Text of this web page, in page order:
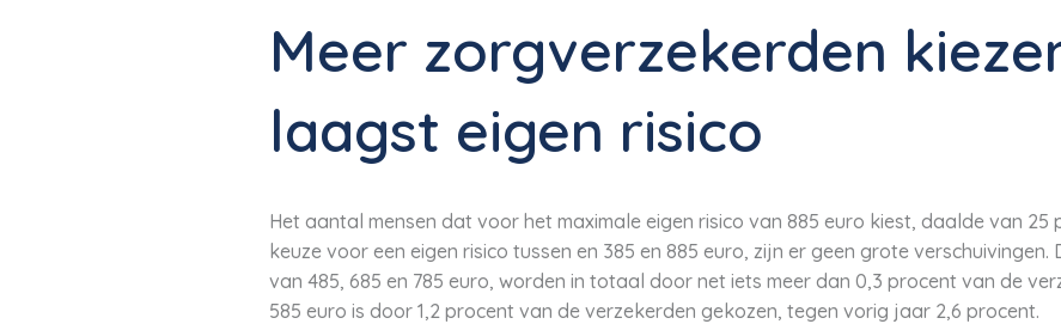
Meer zorgverzekerden
laagst eigen risico
Het aantal mensen dat voor het maximale eigen risico van 885 euro kiest, daalde van 25
keuze voor een eigen risico tussen en 385 en 885 euro, zijn er geen grote verschuivingen.
van 485, 685 en 785 euro, worden in totaal door net iets meer dan 0,3 procent van de
585 euro is door 1,2 procent van de verzekerden gekozen, tegen vorig jaar 2,6 procent.